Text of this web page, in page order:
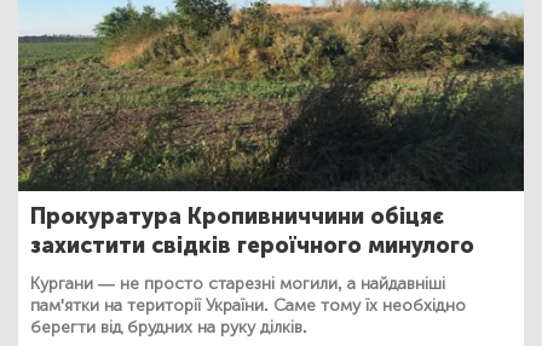
Прокуратура Кропивниччини обіцяє
захистити свідків героїчного минулого
Кургани — не просто старезні могили, а найдавніші
пам'ятки на території України. Саме тому їх необхідно
берегти від брудних на руку ділків.